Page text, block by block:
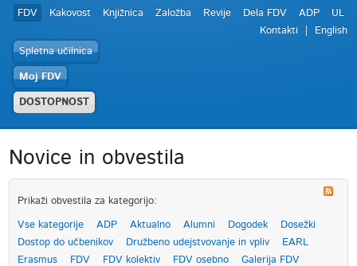
FDV Kakovost Knjižnica Založba Revije Dela FDV ADP
UL
Kontakti
English
Spletna učilnica
Moj FDV
DOSTOPNOST
Novice in obvestila
Prikaži obvestila za kategorijo:
Vse kategorije ADP Aktualno Alumni Dogodek
Dosežki
Dostop do učbenikov
Družbeno udejstvovanje in vpliv
EARL
Erasmus
FDV FDV kolektiv FDV osebno
Galerija FDV